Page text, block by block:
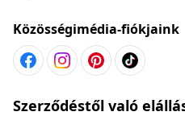
Közösségimédia-fiókjaink
Szerződéstől való